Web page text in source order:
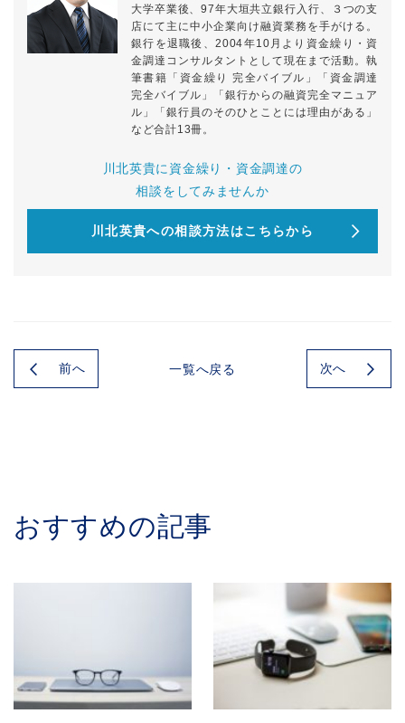
大学卒業後、97年大垣共立銀行入行、３つの支
店にて主に中小企業向け融資業務を手がける。
銀行を退職後、2004年10月より資金繰り・資
金調達コンサルタントとして現在まで活動。執
筆書籍「資金繰り 完全バイブル」「資金調達
完全バイブル」「銀行からの融資完全マニュア
ル」「銀行員のそのひとことには理由がある」
など合計13冊。
川北英貴に資金繰り・資金調達の
相談をしてみませんか
川北英貴への相談方法はこちらから
前へ 一覧へ戻る 次へ
おすすめの記事
下記から職種を選んでください
プライバシーポリシー 登録